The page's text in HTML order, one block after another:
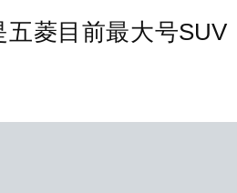
菱目前最大号SUV